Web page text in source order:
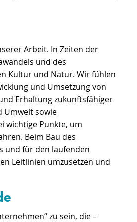
Arbeit. In Zeiten der
und des
Kultur und Natur. Wir fühlen
und Umsetzung von
Erhaltung zukunftsfähiger
Umwelt sowie
wichtige Punkte, um
Beim Bau des
und für den laufenden
Leitlinien umzusetzen und
zu sein, die –